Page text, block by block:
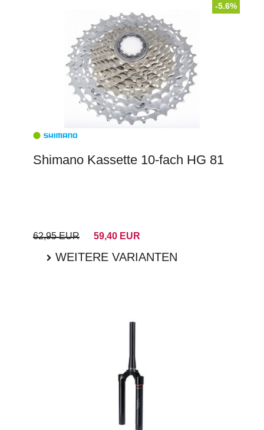
-5.6%
Shimano Kassette 10-fach HG 81
62,95 EUR 59,40 EUR
WEITERE VARIANTEN